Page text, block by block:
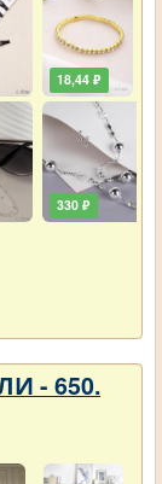
18,44 ₽
330 ₽
- 650.